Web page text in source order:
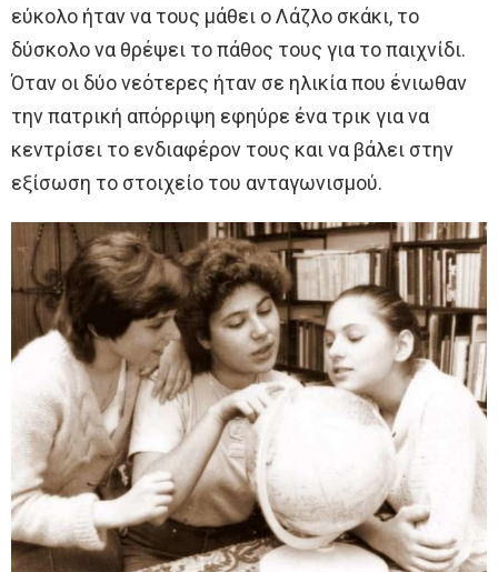
εύκολο ήταν να τους μάθει ο Λάζλο σκάκι, το
δύσκολο να θρέψει το πάθος τους για το παιχνίδι.
Όταν οι δύο νεότερες ήταν σε ηλικία που ένιωθαν
την πατρική απόρριψη εφηύρε ένα τρικ για να
κεντρίσει το ενδιαφέρον τους και να βάλει στην
εξίσωση το στοιχείο του ανταγωνισμού.